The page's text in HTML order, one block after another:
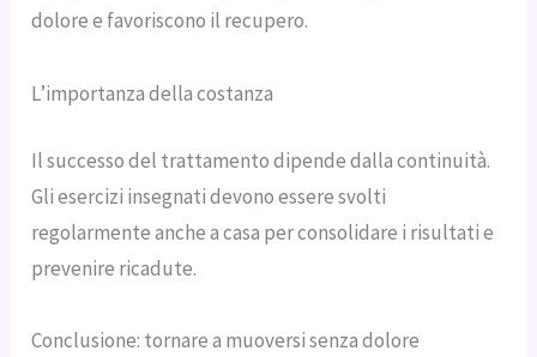
dolore e favoriscono il recupero.
L’importanza della costanza
Il successo del trattamento dipende dalla continuità.
Gli esercizi insegnati devono essere svolti
regolarmente anche a casa per consolidare i risultati e
prevenire ricadute.
Conclusione: tornare a muoversi senza dolore